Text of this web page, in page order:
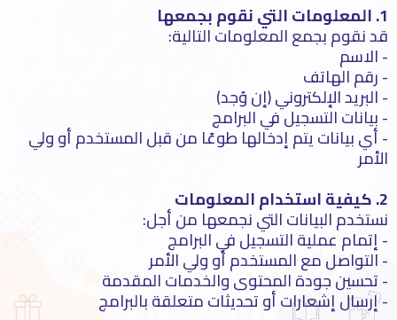
1. المعلومات التي نقوم بجمعها
قد نقوم بجمع المعلومات التالية:
- الاسم
- رقم الهاتف
- البريد الإلكتروني (إن وُجد)
- بيانات التسجيل في البرامج
- أي بيانات يتم إدخالها طوعًا من قبل المستخدم أو ولي
الأمر
2. كيفية استخدام المعلومات
نستخدم البيانات التي نجمعها من أجل:
- إتمام عملية التسجيل في البرامج
- التواصل مع المستخدم أو ولي الأمر
- تحسين جودة المحتوى والخدمات المقدمة
- إرسال إشعارات أو تحديثات متعلقة بالبرامج